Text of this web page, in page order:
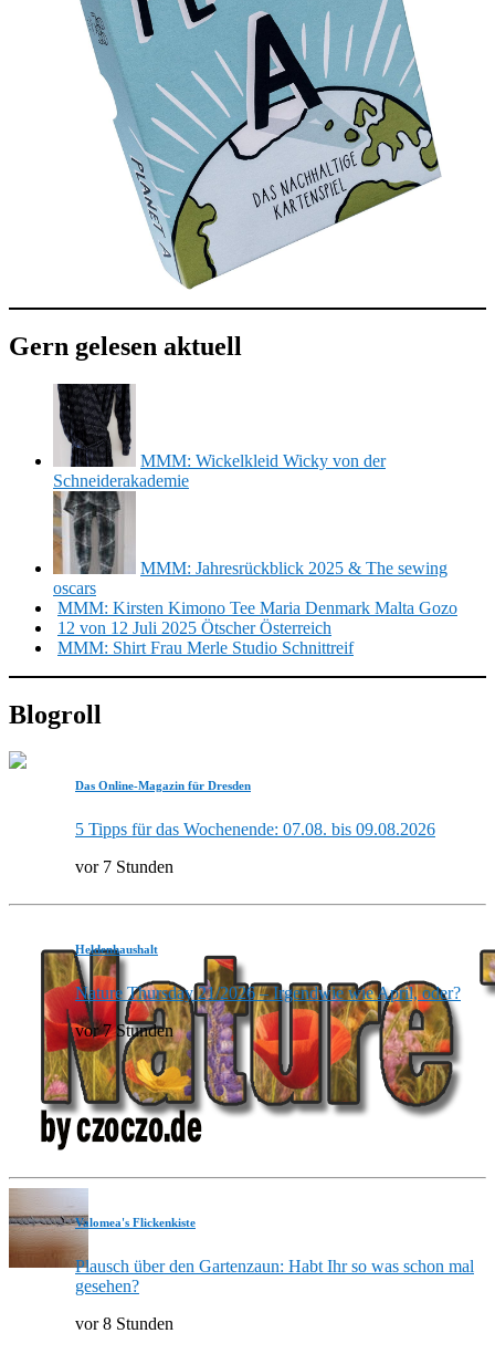
Gern gelesen aktuell
MMM: Wickelkleid Wicky von der
Schneiderakademie
MMM: Jahresrückblick 2025 & The sewing
oscars
MMM: Kirsten Kimono Tee Maria Denmark Malta Gozo
12 von 12 Juli 2025 Ötscher Österreich
MMM: Shirt Frau Merle Studio Schnittreif
Blogroll
Das Online-Magazin für Dresden
5 Tipps für das Wochenende: 07.08. bis 09.08.2026
vor 7 Stunden
Heldenhaushalt
Nature Thursday 21/2026 – Irgendwie wie April, oder?
vor 7 Stunden
Valomea's Flickenkiste
Plausch über den Gartenzaun: Habt Ihr so was schon mal
gesehen?
vor 8 Stunden